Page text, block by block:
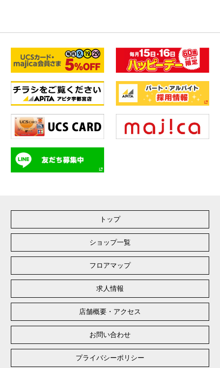
トップ
ショップ一覧
フロアマップ
求人情報
店舗概要・アクセス
お問い合わせ
プライバシーポリシー